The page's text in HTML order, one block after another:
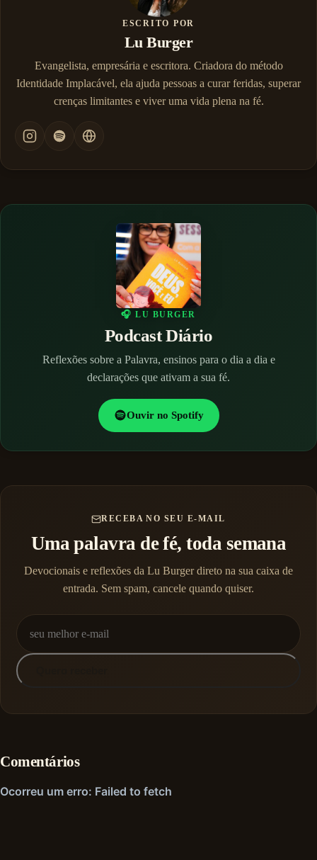
ESCRITO POR
Lu Burger
Evangelista, empresária e escritora. Criadora do método
Identidade Implacável, ela ajuda pessoas a curar feridas, superar
crenças limitantes e viver uma vida plena na fé.
🎧 LU BURGER
Podcast Diário
Reflexões sobre a Palavra, ensinos para o dia a dia e
declarações que ativam a sua fé.
Ouvir no Spotify
RECEBA NO SEU E-MAIL
Uma palavra de fé, toda semana
Devocionais e reflexões da Lu Burger direto na sua caixa de
entrada. Sem spam, cancele quando quiser.
Comentários